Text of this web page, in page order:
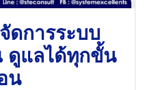
ดการระบบ
ดูแลได้ทุกขั้น
น